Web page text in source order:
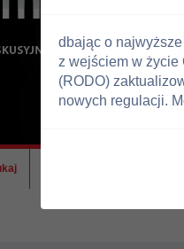
dbając o
z wejściem w życie
(RODO)
nowych regulacji.